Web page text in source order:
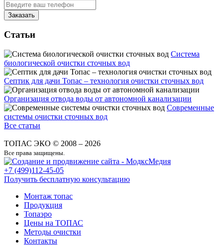
Заказать
Статьи
Система
биологической очистки сточных вод
Септик для дачи Топас – технология очистки сточных вод
Организация отвода воды от автономной канализации
Современные
системы очистки сточных вод
Все статьи
ТОПАС ЭКО © 2008 – 2026
Все права защищены.
+7 (499)112-45-05
Получить бесплатную консультацию
Монтаж топас
Продукция
Топаэро
Цены на ТОПАС
Методы очистки
Контакты